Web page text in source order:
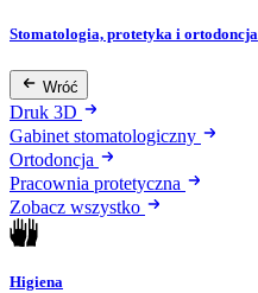
Stomatologia, protetyka i ortodoncja
Wróć
Druk 3D
Gabinet stomatologiczny
Ortodoncja
Pracownia protetyczna
Zobacz wszystko
Higiena